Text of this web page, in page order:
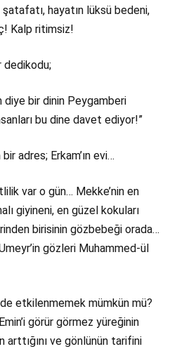
şatafatı, hayatın lüksü bedeni,
Kalp ritimsiz!
dedikodu;
diye bir dinin Peygamberi
bu dine davet ediyor!”
adres; Erkam’ın evi…
var o gün… Mekke’nin en
giyineni, en güzel kokuları
birisinin gözbebeği orada…
gözleri Muhammed-ül
de etkilenmemek mümkün mü?
görür görmez yüreğinin
arttığını ve gönlünün tarifini